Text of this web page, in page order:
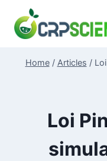
content
Home / Articles /
Loi